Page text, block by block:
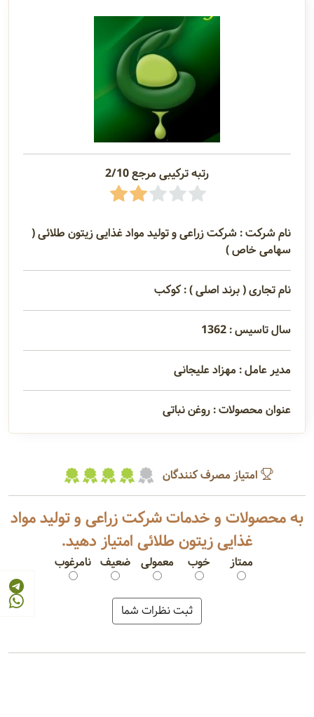
رتبه ترکیبی مرجع 2/10
نام شرکت : شرکت زراعی و تولید مواد غذایی زیتون طلائی (
سهامی خاص )
نام تجاری ( برند اصلی ) : کوکب
سال تاسیس : 1362
مدیر عامل : مهزاد علیجانی
عنوان محصولات : روغن نباتی
امتیاز مصرف کنندگان
به محصولات و خدمات شرکت زراعی و تولید مواد
غذایی زیتون طلائی امتیاز دهید.
نامرغوب ضعیف معمولی خوب ممتاز